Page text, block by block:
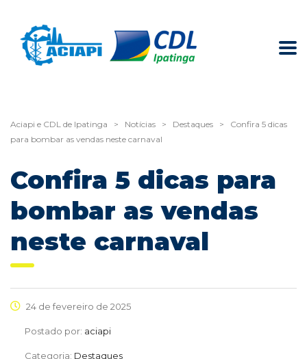
Aciapi e CDL de Ipatinga > Notícias > Destaques >
Confira 5 dicas
para bombar as vendas neste carnaval
Confira 5 dicas para
bombar as vendas
neste carnaval
24 de fevereiro de 2025
Postado por: aciapi
Categoria: Destaques